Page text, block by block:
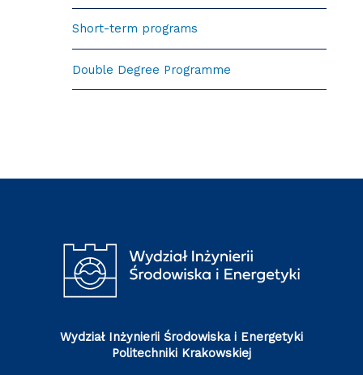
Short-term programs
Double Degree Programme
Wydział Inżynierii Środowiska i Energetyki
Politechniki Krakowskiej